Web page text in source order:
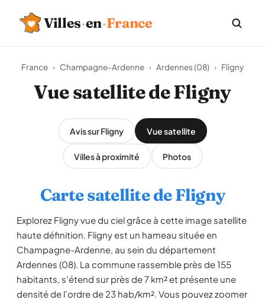
Villes·en·France
France › Champagne-Ardenne › Ardennes (08) › Fligny
Vue satellite de Fligny
Avis sur Fligny Vue satellite
Villes à proximité Photos
Carte satellite de Fligny
Explorez Fligny vue du ciel grâce à cette image satellite
haute définition. Fligny est un hameau située en
Champagne-Ardenne, au sein du département
Ardennes (08). La commune rassemble près de 155
habitants, s'étend sur près de 7 km² et présente une
densité de l'ordre de 23 hab/km². Vous pouvez zoomer